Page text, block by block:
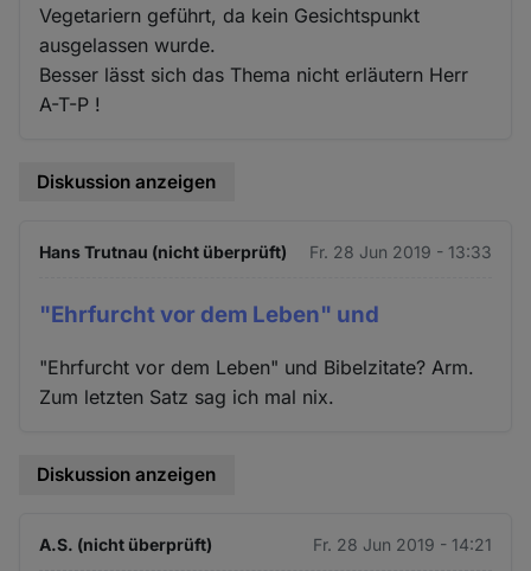
Vegetariern geführt, da kein Gesichtspunkt
ausgelassen wurde.
Besser lässt sich das Thema nicht erläutern Herr
A-T-P !
Diskussion anzeigen
Hans Trutnau (nicht überprüft) Fr. 28 Jun 2019 - 13:33
"Ehrfurcht vor dem Leben" und
"Ehrfurcht vor dem Leben" und Bibelzitate? Arm.
Zum letzten Satz sag ich mal nix.
Diskussion anzeigen
A.S. (nicht überprüft) Fr. 28 Jun 2019 - 14:21